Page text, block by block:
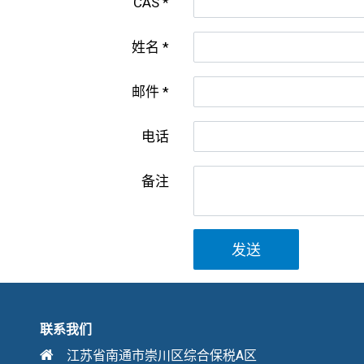
姓名
邮件
电话
备注
发送
联系我们
江苏省南通市崇川区综合保税A区